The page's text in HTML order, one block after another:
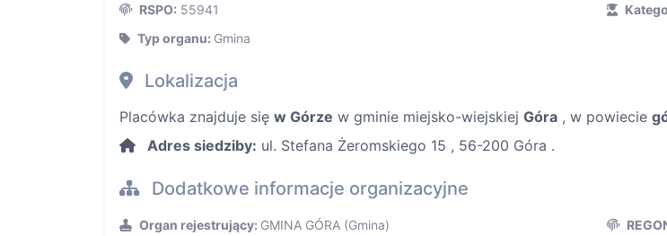
RSPO: 55941
Typ organu: Gmina
Lokalizacja
Placówka znajduje się w Górze w gminie miejsko-wiejskiej Góra , w powiecie
Adres siedziby: ul. Stefana Żeromskiego 15 , 56-200 Góra .
Dodatkowe informacje organizacyjne
Organ rejestrujący: GMINA GÓRA (Gmina)